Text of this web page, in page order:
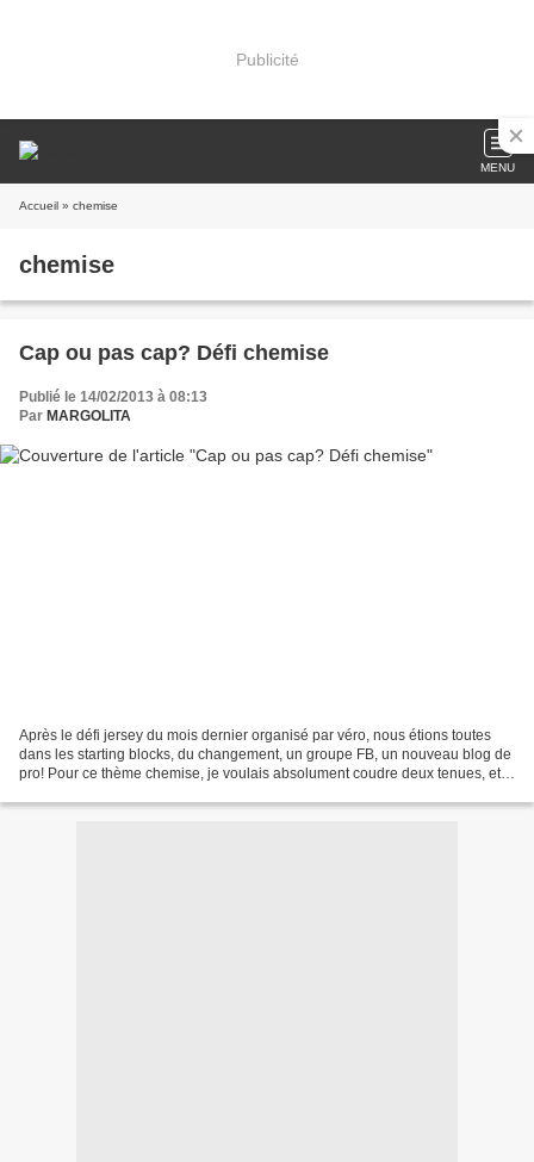
Publicité
MENU
Accueil » chemise
chemise
Cap ou pas cap? Défi chemise
Publié le 14/02/2013 à 08:13
Par MARGOLITA
Après le défi jersey du mois dernier organisé par véro, nous étions toutes
dans les starting blocks, du changement, un groupe FB, un nouveau blog de
pro! Pour ce thème chemise, je voulais absolument coudre deux tenues, et